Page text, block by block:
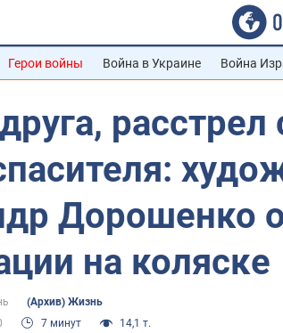
Герои войны Война в Украине Война
расстрел
Дорошенко
на коляске
(Архив) Жизнь
7 минут 14,1 т.